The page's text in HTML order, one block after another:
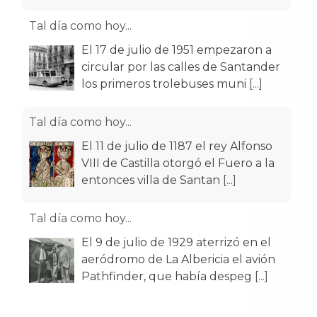
Tal día como hoy...
El 17 de julio de 1951 empezaron a
circular por las calles de Santander
los primeros trolebuses muni [...]
Tal día como hoy...
El 11 de julio de 1187 el rey Alfonso
VIII de Castilla otorgó el Fuero a la
entonces villa de Santan [...]
Tal día como hoy...
El 9 de julio de 1929 aterrizó en el
aeródromo de La Albericia el avión
Pathfinder, que había despeg [...]